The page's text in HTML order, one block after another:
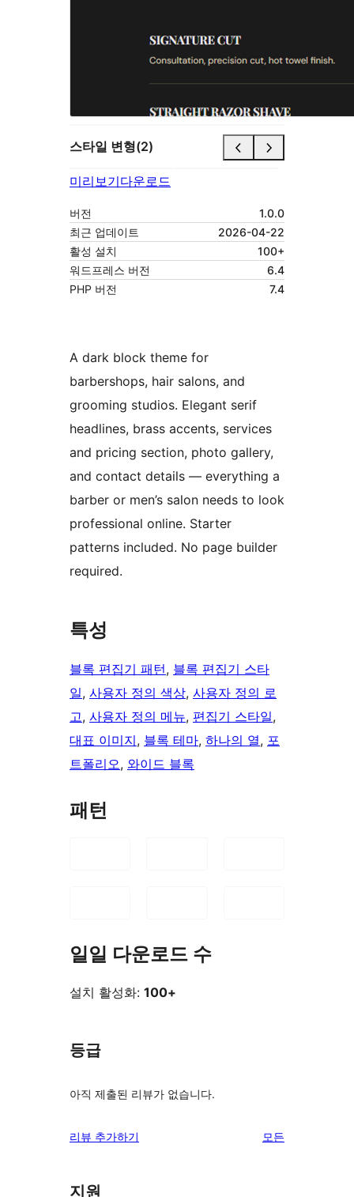
스타일 변형(2)
미리보기다운로드
버전
1.0.0
최근 업데이트
2026-04-22
활성 설치
100+
워드프레스 버전
6.4
PHP 버전
7.4
A dark block theme for
barbershops, hair salons, and
grooming studios. Elegant serif
headlines, brass accents, services
and pricing section, photo gallery,
and contact details — everything a
barber or men’s salon needs to look
professional online. Starter
patterns included. No page builder
required.
특성
블록 편집기 패턴, 블록 편집기 스타
일, 사용자 정의 색상, 사용자 정의 로
고, 사용자 정의 메뉴, 편집기 스타일
대표 이미지, 블록 테마, 하나의 열, 포
트폴리오, 와이드 블록
패턴
일일 다운로드 수
설치 활성화: 100+
등급
아직 제출된 리뷰가 없습니다.
리뷰 추가하기 모든
지원